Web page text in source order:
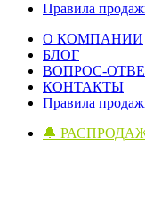
Правила
О КОМПАНИИ
БЛОГ
ВОПРОС-
КОНТАКТЫ
Правила
🔔